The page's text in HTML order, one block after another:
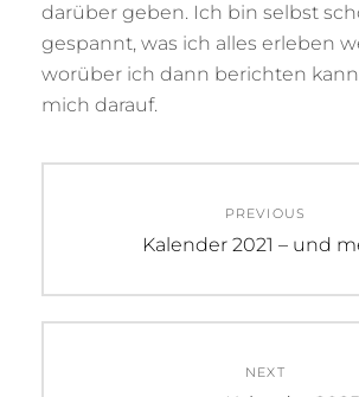
darüber geben. Ich bin selbst
gespannt, was ich alles erleben
worüber ich dann berichten
mich darauf.
PREVIOUS
Previous
Kalender 2021 – und
NEXT